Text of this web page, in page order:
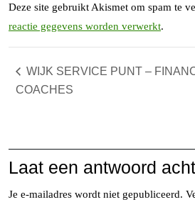
Deze site gebruikt Akismet om spam te
reactie gegevens worden verwerkt.
WIJK SERVICE PUNT –
COACHES
Laat een antwoord
Je e-mailadres wordt niet gepubliceerd.